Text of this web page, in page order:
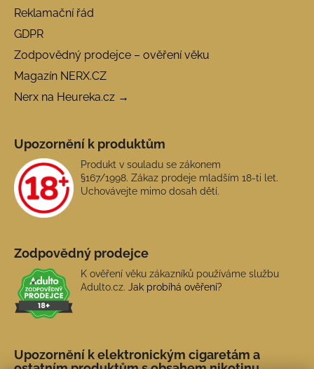
Reklamační řád
GDPR
Zodpovědný prodejce – ověření věku
Magazín NERX.CZ
Nerx na Heureka.cz →
Upozornění k produktům
Produkt v souladu se zákonem
§167/1998. Zákaz prodeje mladším 18-ti let.
Uchovávejte mimo dosah dětí.
Zodpovědný prodejce
K ověření věku zákazníků používáme službu
Adulto.cz. Jak probíhá ověření?
Upozornění k elektronickým cigaretám a